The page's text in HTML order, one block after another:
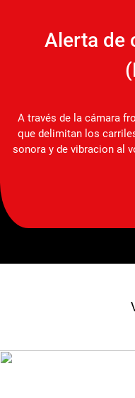
Alerta de
A través de la cámara
que delimitan los
sonora y de vibracion al